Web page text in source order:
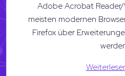
Adobe Acrobat
meisten modernen
Firefox über